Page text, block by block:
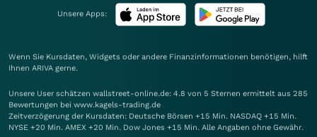
Unsere Apps:
Wenn Sie Kursdaten, Widgets oder andere Finanzinformationen benötigen, hilft
Ihnen ARIVA gerne.
Unsere User schätzen wallstreet-online.de: 4.8 von 5 Sternen ermittelt aus 285
Bewertungen bei www.kagels-trading.de
Zeitverzögerung der Kursdaten: Deutsche Börsen +15 Min. NASDAQ +15 Min.
NYSE +20 Min. AMEX +20 Min. Dow Jones +15 Min. Alle Angaben ohne Gewähr.